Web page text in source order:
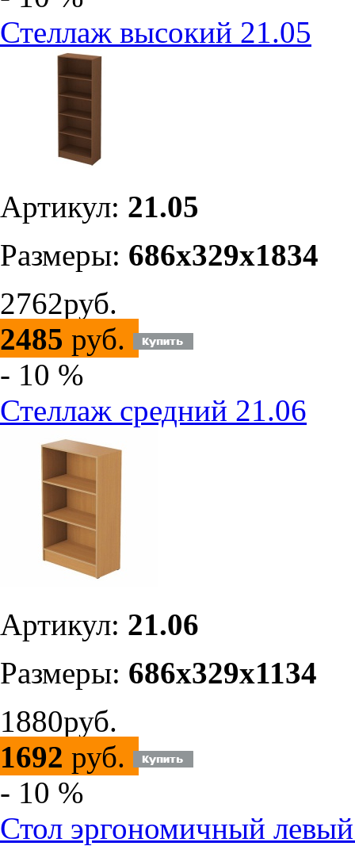
Стеллаж высокий 21.05
Артикул: 21.05
Размеры: 686х329х1834
2762руб.
2485 руб.
- 10 %
Стеллаж средний 21.06
Артикул: 21.06
Размеры: 686х329х1134
1880руб.
1692 руб.
- 10 %
Стол эргономичный